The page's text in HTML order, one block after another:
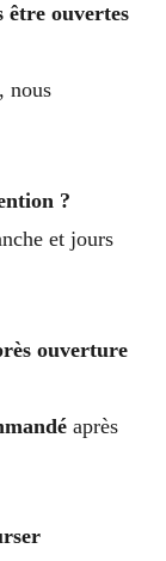
être ouvertes
nous
?
et jours
ouverture
après